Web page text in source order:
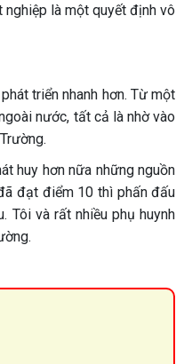
là một quyết định vô
triển nhanh hơn. Từ một
nước, tất cả là nhờ vào
huy hơn nữa những nguồn
đạt điểm 10 thì phấn đấu
Tôi và rất nhiều phụ huynh